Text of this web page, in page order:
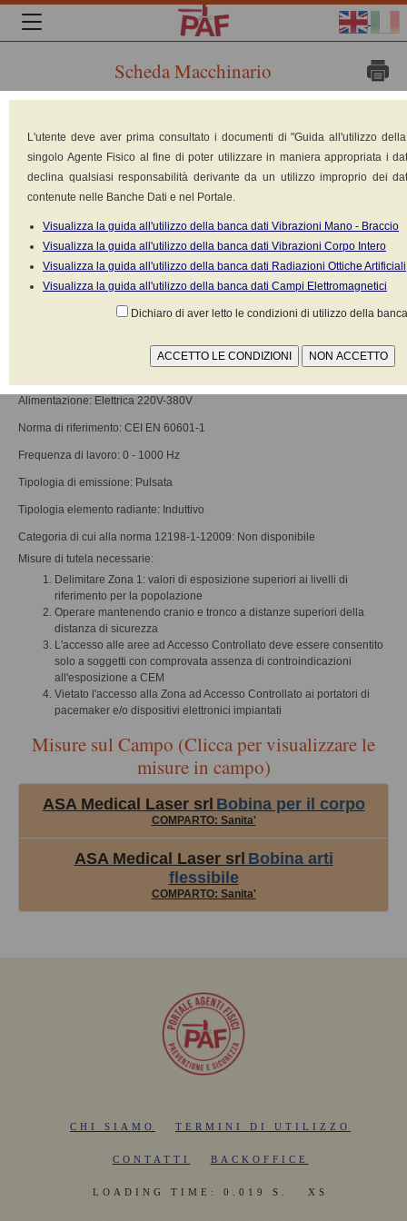
Scheda Macchinario
ASA
Medical
Laser srl
Modello:
EASY
quattro
Tipologia: Elettromedicali: magnetoterapia
Alimentazione: Elettrica 220V-380V
Norma di riferimento: CEI EN 60601-1
Frequenza di lavoro: 0 - 1000 Hz
Tipologia di emissione: Pulsata
Tipologia elemento radiante: Induttivo
Categoria di cui alla norma 12198-1-12009: Non disponibile
Misure di tutela necessarie:
Delimitare Zona 1: valori di esposizione superiori ai livelli di
riferimento per la popolazione
Operare mantenendo cranio e tronco a distanze superiori della
distanza di sicurezza
L'accesso alle aree ad Accesso Controllato deve essere consentito
solo a soggetti con comprovata assenza di controindicazioni
all'esposizione a CEM
Vietato l'accesso alla Zona ad Accesso Controllato ai portatori di
pacemaker e/o dispositivi elettronici impiantati
Misure sul Campo (Clicca per visualizzare le
misure in campo)
ASA Medical Laser srl Bobina per il corpo
COMPARTO: Sanita'
ASA Medical Laser srl Bobina arti
flessibile
COMPARTO: Sanita'
CHI SIAMO TERMINI DI UTILIZZO
CONTATTI BACKOFFICE
LOADING TIME: 0.019 S. XS
L'utente deve aver prima consultato i documenti di "Guida all'utilizzo
singolo Agente Fisico al fine di poter utilizzare in maniera appropriata i
declina qualsiasi responsabilità derivante da un utilizzo improprio dei
contenute nelle Banche Dati e nel Portale.
Visualizza la guida all'utilizzo della banca dati Vibrazioni Mano - Braccio
Visualizza la guida all'utilizzo della banca dati Vibrazioni Corpo Intero
Visualizza la guida all'utilizzo della banca dati Radiazioni Ottiche Artificiali
Visualizza la guida all'utilizzo della banca dati Campi Elettromagnetici
Dichiaro di aver letto le condizioni di utilizzo della